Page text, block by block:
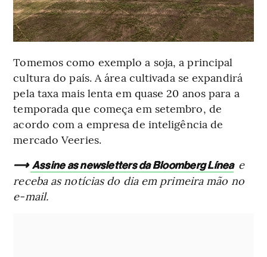
Tomemos como exemplo a soja, a principal
cultura do país. A área cultivada se expandirá
pela taxa mais lenta em quase 20 anos para a
temporada que começa em setembro, de
acordo com a empresa de inteligência de
mercado Veeries.
⟶ Assine as newsletters da Bloomberg Línea e
receba as notícias do dia em primeira mão no
e-mail.